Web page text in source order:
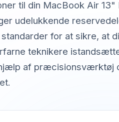
til din MacBook Air 13"
udelukkende
for at sikre, at
teknikere
af præcisionsværktøj